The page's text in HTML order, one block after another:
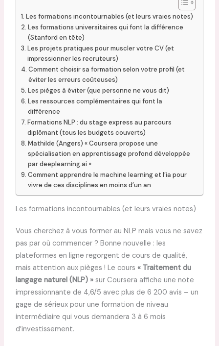
Les formations incontournables (et leurs vraies notes)
Les formations universitaires qui font la différence
(Stanford en tête)
Les projets pratiques pour muscler votre CV (et
impressionner les recruteurs)
Comment choisir sa formation selon votre profil (et
éviter les erreurs coûteuses)
Les pièges à éviter (que personne ne vous dit)
Les ressources complémentaires qui font la
différence
Formations NLP : du stage express au parcours
diplômant (tous les budgets couverts)
Mathilde (Angers) « Coursera propose une
spécialisation en apprentissage profond développée
par deeplearning.ai »
Comment apprendre le machine learning et l’ia pour
vivre de ces disciplines en moins d’un an
Les formations incontournables (et leurs vraies notes)
Vous cherchez à vous former au NLP mais vous ne savez
pas par où commencer ? Bonne nouvelle : les
plateformes en ligne regorgent de cours de qualité,
mais attention aux pièges ! Le cours « Traitement du
langage naturel (NLP) »sur Coursera affiche une note
impressionnante de 4,6/5 avec plus de 6 200 avis – un
gage de sérieux pour une formation de niveau
intermédiaire qui vous demandera 3 à 6 mois
d’investissement.